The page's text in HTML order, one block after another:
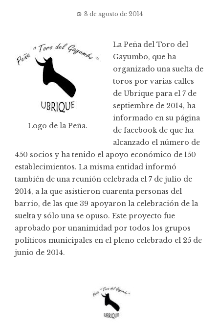
8 de agosto de 2014
Logo de la Peña.
LaPeña del Toro del
Gayumbo, que ha
organizado una suelta de
toros por varias calles
de Ubrique para el 7 de
septiembre de 2014, ha
informado en su página
de facebook de que ha
alcanzado el número de
450 socios y ha tenido el apoyo económico de 150
establecimientos. La misma entidad informó
también de una reunión celebrada el 7 de julio de
2014, a la que asistieron cuarenta personas del
barrio, de las que 39 apoyaron la celebración de la
suelta y sólo una se opuso. Este proyecto fue
aprobado por unanimidad por todos los grupos
políticos municipales en el pleno celebrado el 25 de
junio de 2014.